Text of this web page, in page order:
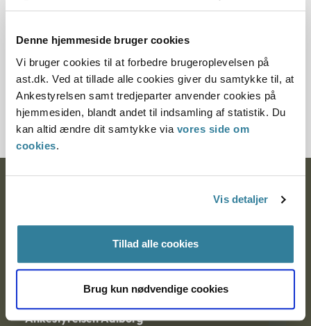
Denne hjemmeside bruger cookies
Vi bruger cookies til at forbedre brugeroplevelsen på
ast.dk. Ved at tillade alle cookies giver du samtykke til, at
Ankestyrelsen samt tredjeparter anvender cookies på
hjemmesiden, blandt andet til indsamling af statistik. Du
kan altid ændre dit samtykke via vores side om
cookies.
Vis detaljer
Tillad alle cookies
Brug kun nødvendige cookies
§ 48 § 97 § 41 § 48 § 58
Journalnummer
201426-98
9000 Aalborg
Ankestyrelsen Aalborg